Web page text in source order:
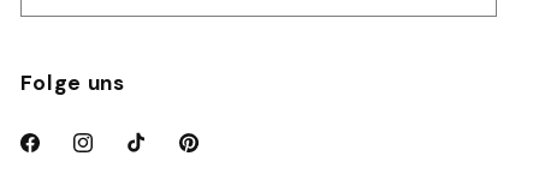
Folge uns
FacebookInstagramTikTokPinterest